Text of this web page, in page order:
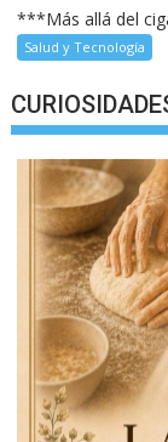
***Más allá del
Salud y Tecnología